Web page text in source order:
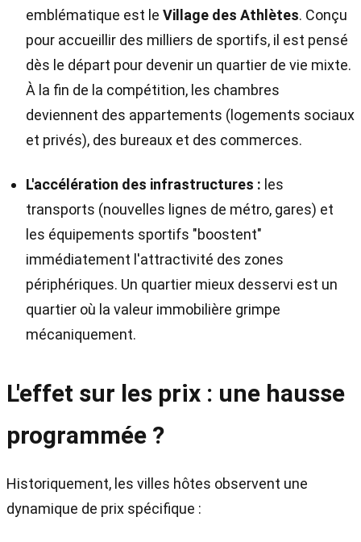
emblématique est le Village des Athlètes. Conçu
pour accueillir des milliers de sportifs, il est pensé
dès le départ pour devenir un quartier de vie mixte.
À la fin de la compétition, les chambres
deviennent des appartements (logements sociaux
et privés), des bureaux et des commerces.
L'accélération des infrastructures : les
transports (nouvelles lignes de métro, gares) et
les équipements sportifs "boostent"
immédiatement l'attractivité des zones
périphériques. Un quartier mieux desservi est un
quartier où la valeur immobilière grimpe
mécaniquement.
L'effet sur les prix : une hausse
programmée ?
Historiquement, les villes hôtes observent une
dynamique de prix spécifique :